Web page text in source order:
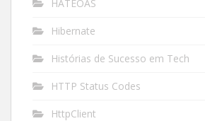
HATEOAS
Hibernate
Histórias de Sucesso em Tech
HTTP Status Codes
HttpClient